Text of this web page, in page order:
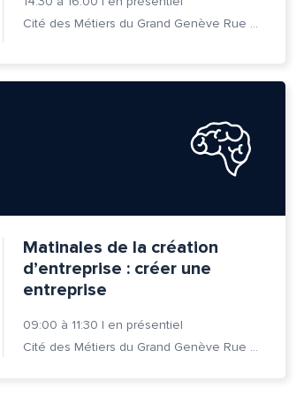
Cité des Métiers du Grand Genève Rue Prévost-Martin 6 1205 Genève
Matinales de la création
d’entreprise : créer une
entreprise
09:00 à 11:30 | en présentiel
Cité des Métiers du Grand Genève Rue Prévost-Martin 6 1205 Genève